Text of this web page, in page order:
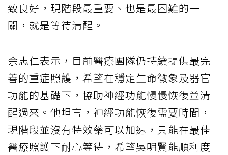
致良好，現階段最重要、也是最困難的一
關，就是等待清醒。
余忠仁表示，目前醫療團隊仍持續提供最完
善的重症照護，希望在穩定生命徵象及器官
功能的基礎下，協助神經功能慢慢恢復並清
醒過來。他坦言，神經功能恢復需要時間，
現階段並沒有特效藥可以加速，只能在最佳
醫療照護下耐心等待，希望吳明賢能順利度